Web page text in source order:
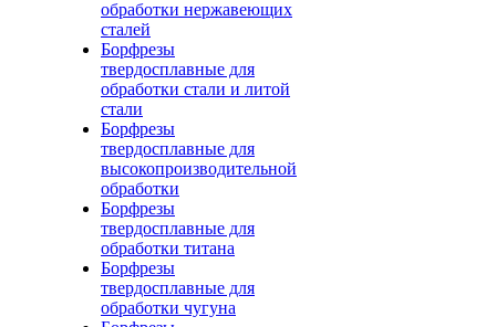
обработки нержавеющих
сталей
Борфрезы
твердосплавные для
обработки стали и литой
стали
Борфрезы
твердосплавные для
высокопроизводительной
обработки
Борфрезы
твердосплавные для
обработки титана
Борфрезы
твердосплавные для
обработки чугуна